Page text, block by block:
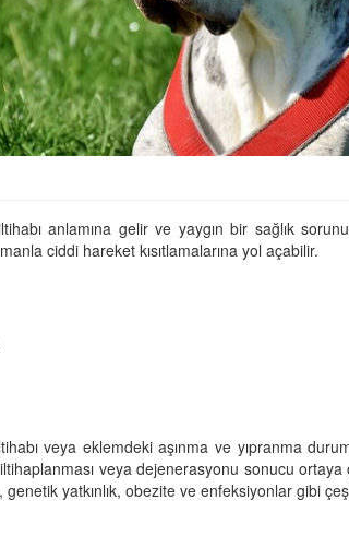
anlamına gelir ve yaygın bir sağlık
ciddi hareket kısıtlamalarına yol açabilir.
veya eklemdeki aşınma ve yıpranma
iltihaplanması veya dejenerasyonu sonucu
yatkınlık, obezite ve enfeksiyonlar gibi
Ankara’daki Hayvan Barınakları
22.05.2020
Köpeğim Su İçmiyor, Köpeklerin
Çiftlik Kültürü: “Çoban
Köpeklerinin Sürülerdeki